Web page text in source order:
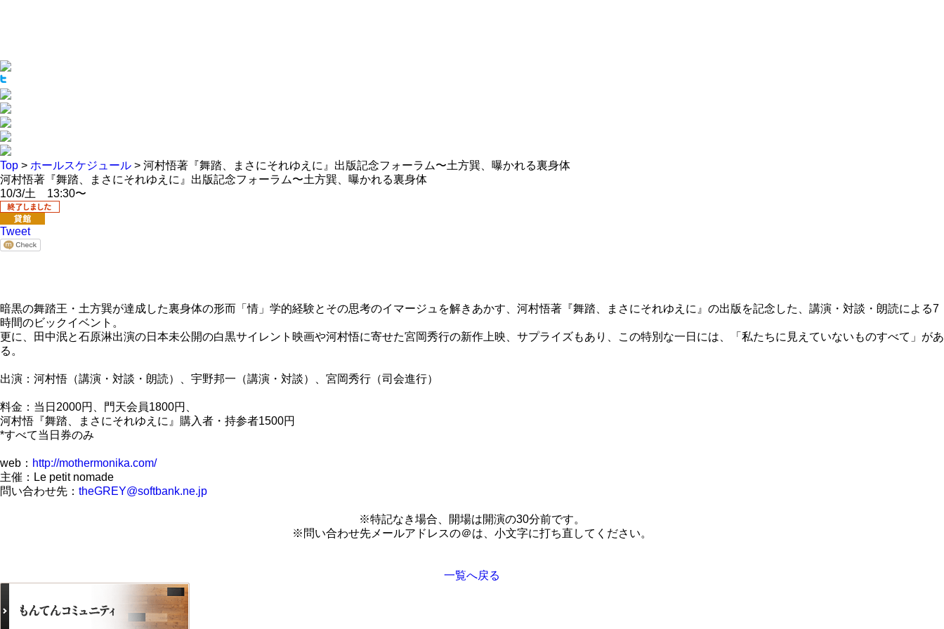
Top > ホールスケジュール > 河村悟著『舞踏、まさにそれゆえに』出版記念フォーラム〜土方巽、曝かれる裏身体
河村悟著『舞踏、まさにそれゆえに』出版記念フォーラム〜土方巽、曝かれる裏身体
10/3/土 13:30〜
Tweet
暗黒の舞踏王・土方巽が達成した裏身体の形而「情」学的経験とその思考のイマージュを解きあかす、河村悟著『舞踏、まさにそれゆえに』の出版を記念した、講演・対談・朗読による7
時間のビックイベント。
更に、田中泯と石原淋出演の日本未公開の白黒サイレント映画や河村悟に寄せた宮岡秀行の新作上映、サプライズもあり、この特別な一日には、「私たちに見えていないものすべて」があ
る。
出演：河村悟（講演・対談・朗読）、宇野邦一（講演・対談）、宮岡秀行（司会進行）
料金：当日2000円、門天会員1800円、
河村悟『舞踏、まさにそれゆえに』購入者・持参者1500円
*すべて当日券のみ
web： http://mothermonika.com/
主催：Le petit nomade
問い合わせ先： theGREY@softbank.ne.jp
※特記なき場合、開場は開演の30分前です。
※問い合わせ先メールアドレスの＠は、小文字に打ち直してください。
一覧へ戻る